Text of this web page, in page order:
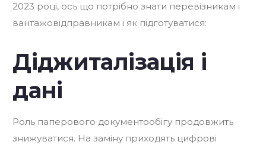
2023 році, ось що потрібно знати перевізникам і
вантажовідправникам і як підготуватися:
Діджиталізація і
дані
Роль паперового документообігу продовжить
знижуватися. На заміну приходять цифрові